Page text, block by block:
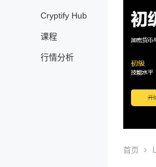
Cryptify Hub
课程
行情分析
首页